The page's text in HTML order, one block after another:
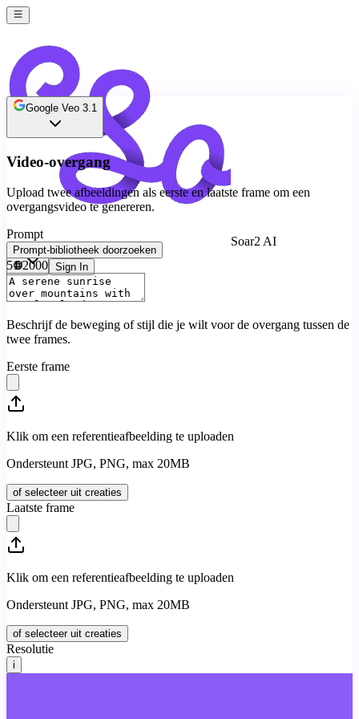
Soar2 AI
Sign In
Google Veo 3.1
Video-overgang
Upload twee afbeeldingen als eerste en laatste frame om een
overgangsvideo te genereren.
Prompt
Prompt-bibliotheek doorzoeken
51/2000
Beschrijf de beweging of stijl die je wilt voor de overgang tussen de
twee frames.
Eerste frame
Klik om een referentieafbeelding te uploaden
Ondersteunt JPG, PNG, max 20MB
of selecteer uit creaties
Laatste frame
Klik om een referentieafbeelding te uploaden
Ondersteunt JPG, PNG, max 20MB
of selecteer uit creaties
Resolutie
i